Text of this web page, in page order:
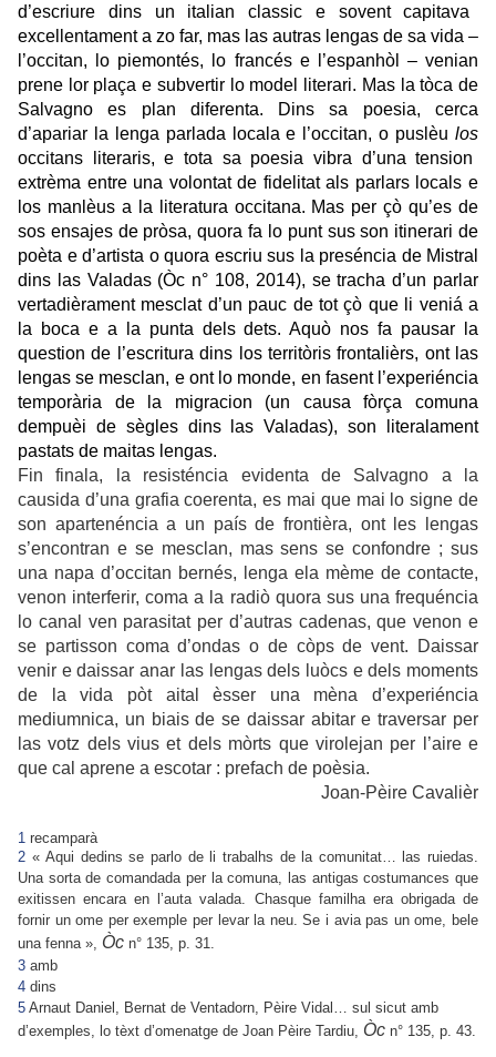
d’escriure dins un italian classic e sovent capitava
excellentament a zo far, mas las autras lengas de sa vida –
l’occitan, lo piemontés, lo francés e l’espanhòl – venian
prene lor plaça e subvertir lo model literari. Mas la tòca de
Salvagno es plan diferenta.
Dins sa poesia, cerca
d’apariar la lenga parlada locala e l’occitan, o puslèulos
occitans literaris,e tota sa poesia vibra d’una tension
extrèma entre una volontat de fidelitat als parlarslocals e
los manlèus a la literatura occitana. Mas per çò qu’es de
sos ensajes de pròsa,quora fa lo punt sus son itinerari de
poèta e d’artista o quora escriu sus la preséncia de Mistral
dins las Valadas (Òc n° 108, 2014), se tracha d’un parlar
vertadièrament mesclat d’un pauc de tot çò que li veniá a
la boca e a la punta dels dets.Aquò nos fa pausar la
question de l’escritura dins los territòris frontalièrs, ont las
lengas se mesclan, e ont lo monde, en fasent l’experiéncia
temporària de la migracion (un causa fòrça comuna
dempuèi de sègles dins las Valadas), son literalament
pastats de maitas lengas.
Fin finala, la resisténcia evidenta de Salvagno a la
causida d’una grafia coerenta, es mai que mai lo signe de
son apartenéncia a un país de frontièra, ont les lengas
s’encontran e se mesclan, mas sens se confondre ; sus
una napa d’occitan bernés, lenga ela mème de contacte,
venon interferir, coma a la radiò quora sus una frequéncia
lo canal ven parasitat per d’autras cadenas, que venon e
se partisson coma d’ondas o de còps de vent. Daissar
venir e daissar anar las lengas dels luòcs e dels moments
de la vida pòt aital èsser una mèna d’experiéncia
mediumnica, un biais de se daissar abitar e traversar per
las votz dels vius et dels mòrts que virolejan per l’aire e
que cal aprene a escotar : prefach de poèsia.
Joan-Pèire Cavalièr
1 recamparà
2 « Aqui dedins se parlo de li trabalhs de la comunitat… las ruiedas.
Una sorta de comandada per la comuna, las antigas costumances que
exitissen encara en l’auta valada. Chasque familha era obrigada de
fornir un ome per exemple per levar la neu. Se i avia pas un ome, bele
una fenna », Òc n° 135, p. 31.
3 amb
4 dins
5 Arnaut Daniel, Bernat de Ventadorn, Pèire Vidal… sul sicut amb
d’exemples, lo tèxt d’omenatge de Joan Pèire Tardiu, Òc n° 135, p. 43.